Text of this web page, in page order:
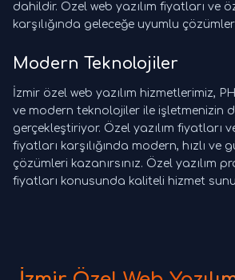
dahildir. Özel web yazılım fiyatları ve
karşılığında geleceğe uyumlu çözümler
Modern Teknolojiler
İzmir özel web yazılım hizmetlerimiz,
ve modern teknolojiler ile işletmenizin
gerçekleştiriyor. Özel yazılım fiyatları
fiyatları karşılığında modern, hızlı ve
çözümleri kazanırsınız. Özel yazılım
fiyatları konusunda kaliteli hizmet